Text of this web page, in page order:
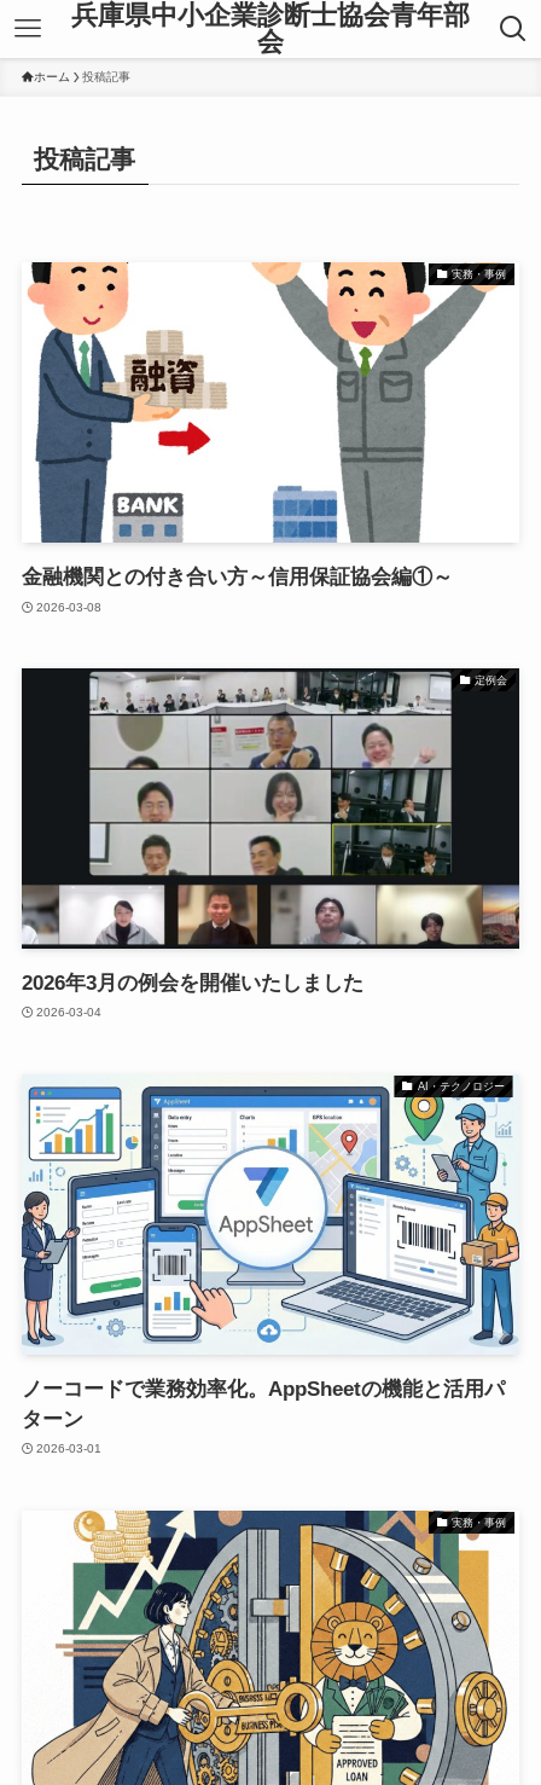
兵庫県中小企業診断士協会青年部
会
ホーム 投稿記事
投稿記事
実務・事例
金融機関との付き合い方～信用保証協会編①～
2026-03-08
定例会
2026年3月の例会を開催いたしました
2026-03-04
AI・テクノロジー
ノーコードで業務効率化。AppSheetの機能と活用パ
ターン
2026-03-01
実務・事例